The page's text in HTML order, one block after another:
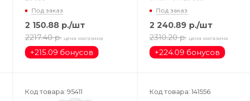
Под заказ
2 150.88 р./шт
2217.40 р. цена магазина
+215.09 бонусов
Под заказ
2 240.89 р./шт
2310.20 р. цена магазина
+224.09 бонусов
Код товара: 95411 Код товара: 141556